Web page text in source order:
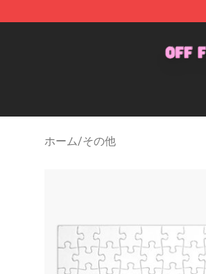
ホーム/その他